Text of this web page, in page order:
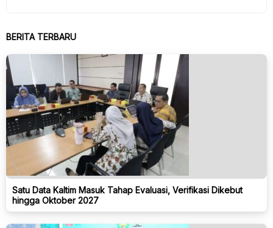
BERITA TERBARU
Satu Data Kaltim Masuk Tahap Evaluasi, Verifikasi Dikebut
hingga Oktober 2027